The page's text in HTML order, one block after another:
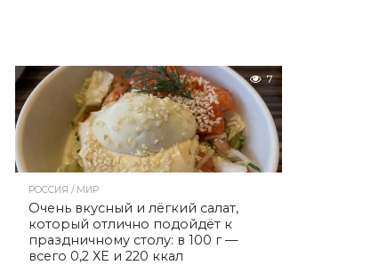
7
РОССИЯ / МИР
Очень вкусный и лёгкий салат,
который отлично подойдёт к
праздничному столу: в 100 г —
всего 0,2 ХЕ и 220 ккал